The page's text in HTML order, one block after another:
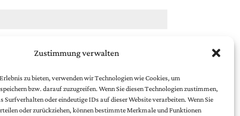
Zustimmung verwalten
zu bieten, verwenden wir Technologien wie Cookies, um
bzw. darauf zuzugreifen. Wenn Sie diesen Technologien zustimmen,
Surfverhalten oder eindeutige IDs auf dieser Website verarbeiten. Wenn Sie
oder zurückziehen, können bestimmte Merkmale und Funktionen